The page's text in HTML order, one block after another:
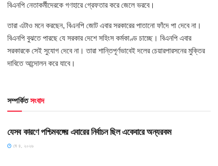
বিএনপি নেতাকর্মীদেরকে গণহারে গ্রেফতার করে জেলে ভরবে।
তারা এটাও মনে করছেন, বিএনপি জোট এবার সরকারের পাতানো ফাঁদে পা দেবে না।
বিএনপি বুঝতে পারছে যে সরকার দেশে সহিংস কর্মকাণ্ড চাচ্ছে। বিএনপি এবার
সরকারকে সেই সুযোগ দেবে না। তারা শান্তিপূর্ণভাবেই দলের চেয়ারপারসনের মুক্তির
দাবিতে আন্দোলন করে যাবে।
সম্পর্কিতসংবাদ
HOME POST
যেসব কারণে পশ্চিমবঙ্গের এবারের নির্বাচন ছিল একেবারে অন্যরকম
মে ৪, ২০২৬